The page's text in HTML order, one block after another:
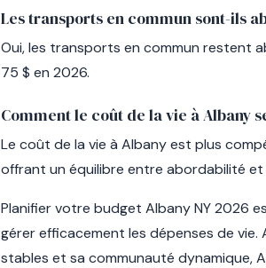
Les transports en commun sont-ils
Oui, les transports en commun restent
75 $ en 2026.
Comment le coût de la vie à Albany
Le coût de la vie à Albany est plus
offrant un équilibre entre abordabilité
Planifier votre budget Albany NY 2026
gérer efficacement les dépenses de
stables et sa communauté dynamique,